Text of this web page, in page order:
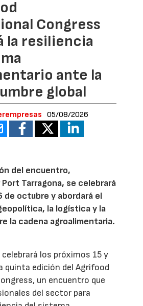
Congress
la resiliencia
ante la
global
05/08/2026
del encuentro,
Tarragona, se celebrará
de octubre y abordará el
la logística y la
la cadena agroalimentaria.
los próximos 15 y
quinta edición del Agrifood
un encuentro que
del sector para